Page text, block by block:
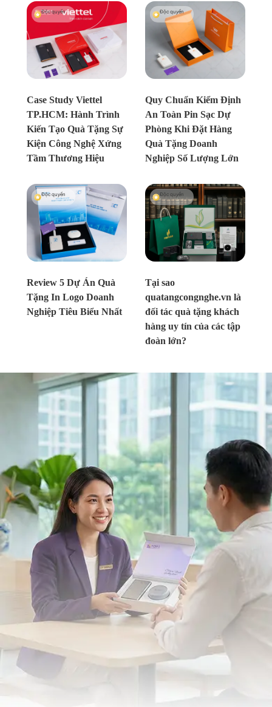
Case Study Viettel
TP.HCM: Hành Trình
Kiến Tạo Quà Tặng Sự
Kiện Công Nghệ Xứng
Tầm Thương Hiệu
Độc quyền
Quy Chuẩn Kiểm Định
An Toàn Pin Sạc Dự
Phòng Khi Đặt Hàng
Quà Tặng Doanh
Nghiệp Số Lượng Lớn
Độc quyền
Review 5 Dự Án Quà
Tặng In Logo Doanh
Nghiệp Tiêu Biểu Nhất
Độc quyền
Tại sao
quatangcongnghe.vn là
đối tác quà tặng khách
hàng uy tín của các tập
đoàn lớn?
Độc quyền